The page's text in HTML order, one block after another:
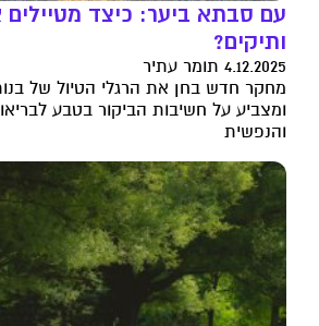
עם סבתא ביער: כיצד מטיילים
ותיקים?
4.12.2025 תומר עתיר
ומצביע על חשיבות הביקור בטבע
והנפשית